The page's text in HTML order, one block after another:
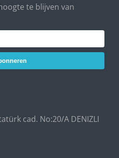
te blijven van
cad. No:20/A DENIZLI